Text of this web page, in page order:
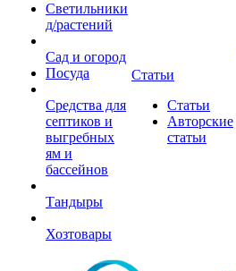
Светильники
д/растений
Сад и огород
Посуда
Средства для
септиков и
выгребных
ям и
бассейнов
Тандыры
Хозтовары
Статьи
Статьи
Авторские
статьи